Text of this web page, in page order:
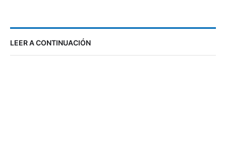
LEER A CONTINUACIÓN